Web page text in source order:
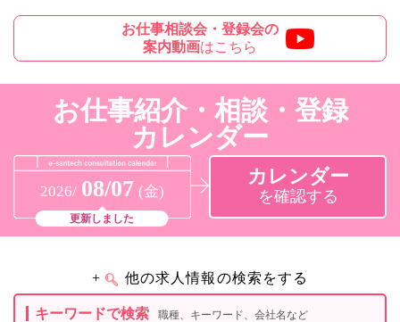
お仕事相談会・登録会の
案内動画はこちら
お仕事紹介・相談・登録
カレンダー
2026/ 08/07 (金)
更新しました
カレンダー
を確認する
+ 他の求人情報の検索をする
キーワードで検索 職種、キーワード、会社名など